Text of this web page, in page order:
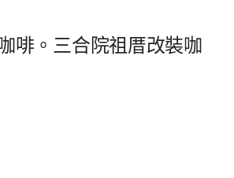
啡。三合院祖厝改裝咖